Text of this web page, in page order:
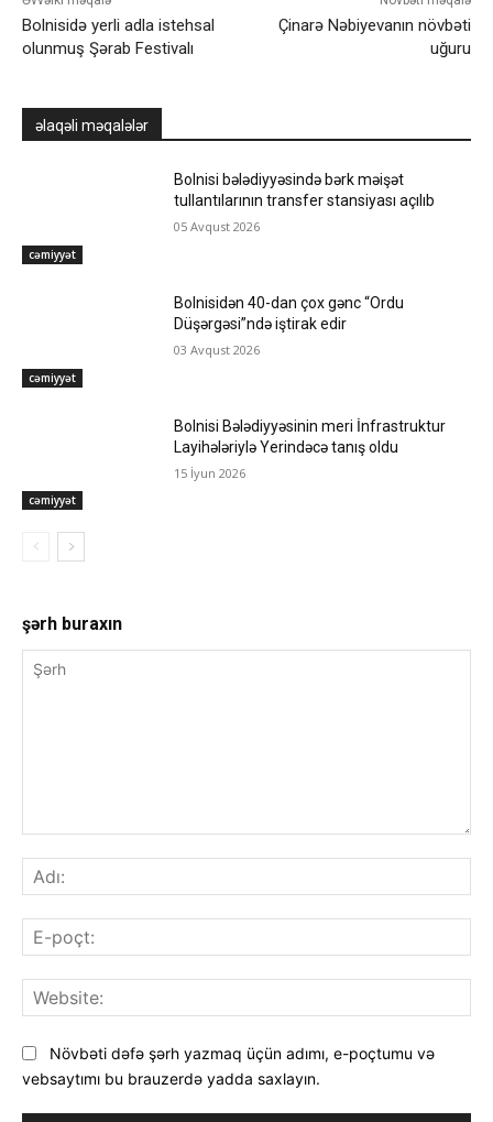
Bolnisidə yerli adla istehsal
olunmuş Şərab Festivalı
Çinarə Nəbiyevanın növbəti
uğuru
əlaqəli məqalələr
cəmiyyət
Bolnisi bələdiyyəsində bərk məişət
tullantılarının transfer stansiyası açılıb
05 Avqust 2026
cəmiyyət
Bolnisidən 40-dan çox gənc “Ordu
Düşərgəsi”ndə iştirak edir
03 Avqust 2026
cəmiyyət
Bolnisi Bələdiyyəsinin meri İnfrastruktur
Layihələriylə Yerindəcə tanış oldu
15 İyun 2026
şərh buraxın
Növbəti dəfə şərh yazmaq üçün adımı, e-poçtumu və
vebsaytımı bu brauzerdə yadda saxlayın.